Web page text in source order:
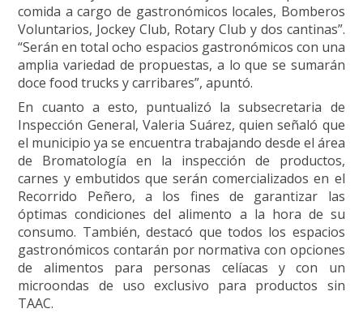
comida a cargo de gastronómicos locales, Bomberos
Voluntarios, Jockey Club, Rotary Club y dos cantinas”.
“Serán en total ocho espacios gastronómicos con una
amplia variedad de propuestas, a lo que se sumarán
doce food trucks y carribares”, apuntó.
En cuanto a esto, puntualizó la subsecretaria de
Inspección General, Valeria Suárez, quien señaló que
el municipio ya se encuentra trabajando desde el área
de Bromatología en la inspección de productos,
carnes y embutidos que serán comercializados en el
Recorrido Peñero, a los fines de garantizar las
óptimas condiciones del alimento a la hora de su
consumo. También, destacó que todos los espacios
gastronómicos contarán por normativa con opciones
de alimentos para personas celíacas y con un
microondas de uso exclusivo para productos sin
TAAC.